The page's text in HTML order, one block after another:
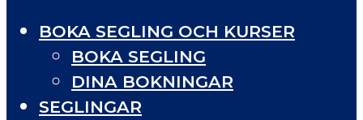
BOKA SEGLING OCH KURSER
BOKA SEGLING
DINA BOKNINGAR
SEGLINGAR